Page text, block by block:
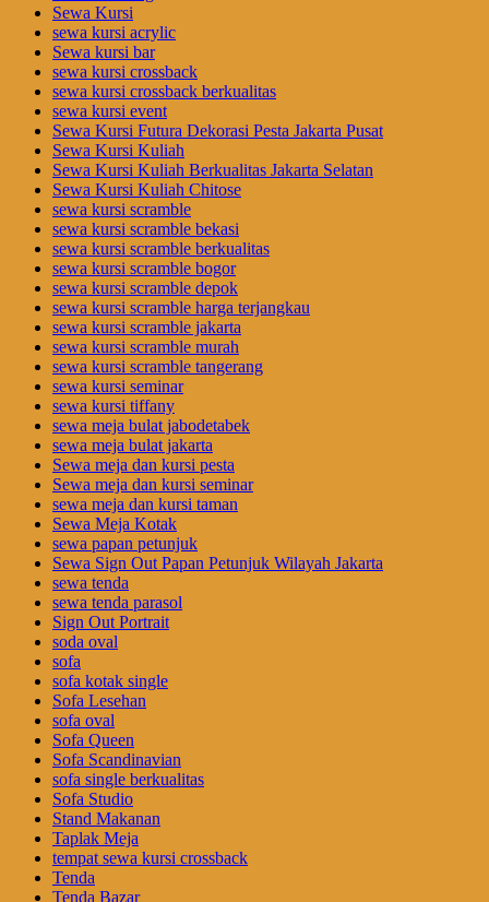
Sewa Kursi
sewa kursi acrylic
Sewa kursi bar
sewa kursi crossback
sewa kursi crossback berkualitas
sewa kursi event
Sewa Kursi Futura Dekorasi Pesta Jakarta Pusat
Sewa Kursi Kuliah
Sewa Kursi Kuliah Berkualitas Jakarta Selatan
Sewa Kursi Kuliah Chitose
sewa kursi scramble
sewa kursi scramble bekasi
sewa kursi scramble berkualitas
sewa kursi scramble bogor
sewa kursi scramble depok
sewa kursi scramble harga terjangkau
sewa kursi scramble jakarta
sewa kursi scramble murah
sewa kursi scramble tangerang
sewa kursi seminar
sewa kursi tiffany
sewa meja bulat jabodetabek
sewa meja bulat jakarta
Sewa meja dan kursi pesta
Sewa meja dan kursi seminar
sewa meja dan kursi taman
Sewa Meja Kotak
sewa papan petunjuk
Sewa Sign Out Papan Petunjuk Wilayah Jakarta
sewa tenda
sewa tenda parasol
Sign Out Portrait
soda oval
sofa
sofa kotak single
Sofa Lesehan
sofa oval
Sofa Queen
Sofa Scandinavian
sofa single berkualitas
Sofa Studio
Stand Makanan
Taplak Meja
tempat sewa kursi crossback
Tenda
Tenda Bazar